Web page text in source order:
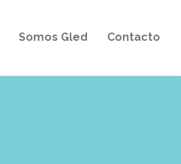
Somos Gled Contacto